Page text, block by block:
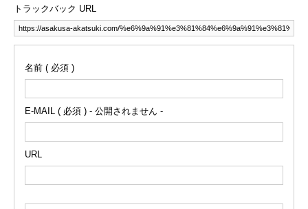
トラックバック URL
名前 ( 必須 )
E-MAIL ( 必須 ) - 公開されません -
URL